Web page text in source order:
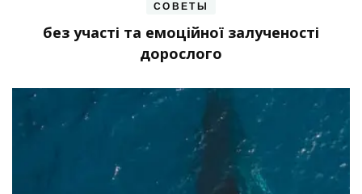
СОВЕТЫ
без участі та емоційної залученості
дорослого